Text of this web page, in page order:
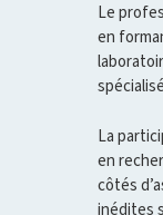
Le
en
La
en
côtés
inédites